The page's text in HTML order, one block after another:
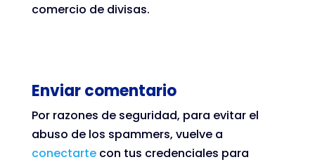
comercio de divisas.
Enviar comentario
Por razones de seguridad, para evitar el
abuso de los spammers, vuelve a
conectartecon tus credenciales para